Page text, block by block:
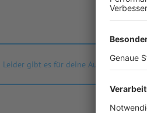
Leider gibt es für deine Auswahl keine